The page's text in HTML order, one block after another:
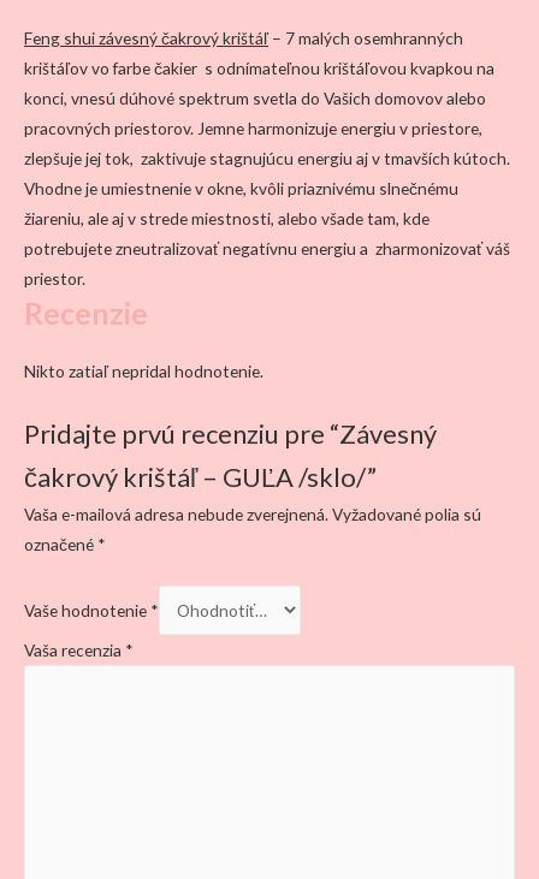
Feng shui závesný čakrový krištáľ– 7 malých osemhranných
krištáľov vo farbe čakier s odnímateľnou krištáľovou kvapkou na
konci, vnesú dúhové spektrum svetla do Vašich domovov alebo
pracovných priestorov. Jemne harmonizuje energiu v priestore,
zlepšuje jej tok, zaktivuje stagnujúcu energiu aj v tmavších kútoch.
Vhodne je umiestnenie v okne, kvôli priaznivému slnečnému
žiareniu, ale aj v strede miestnosti, alebo všade tam, kde
potrebujete zneutralizovať negatívnu energiu a zharmonizovať váš
priestor.
Recenzie
Nikto zatiaľ nepridal hodnotenie.
Pridajte prvú recenziu pre “Závesný
čakrový krištáľ – GUĽA /sklo/”
Vaša e-mailová adresa nebude zverejnená. Vyžadované polia sú
označené *
Vaše hodnotenie *
Vaša recenzia *